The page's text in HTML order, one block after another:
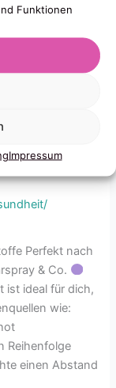
Funktionen
Impressum
Perfekt nach
& Co.
ist ideal für dich,
wie:
Reihenfolge
einen Abstand